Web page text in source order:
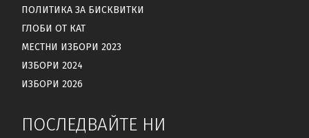
ПОЛИТИКА ЗА БИСКВИТКИ
ГЛОБИ ОТ КАТ
МЕСТНИ ИЗБОРИ 2023
ИЗБОРИ 2024
ИЗБОРИ 2026
ПОСЛЕДВАЙТЕ НИ